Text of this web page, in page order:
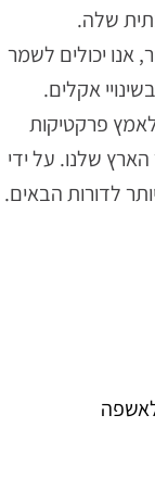
שלה.
אנו יכולים לשמר
אקלים.
פרקטיקות
שלנו. על ידי
לדורות הבאים.